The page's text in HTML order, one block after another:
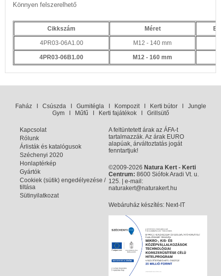
Könnyen felszerelhető
Cikkszám Méret
4PR03-06A1.00 M12 - 140 mm
4PR03-06B1.00 M12 - 160 mm
FaházI CsúszdaI GumitéglaI KompozitI Kerti bútorI Jungle
GymI Műfű Kerti fajátékokI Grillsütő
Kapcsolat
Rólunk
Árlisták és katalógusok
Széchenyi 2020
Honlaptérkép
Gyártók
Cookiek (sütik) engedélyezése /
tiltása
Sütinyilatkozat
A feltüntetett árak az ÁFA-t
tartalmazzák. Az árak EURO
alapúak, árváltoztatás jogát
fenntartjuk!
©2009-2026 Natura Kert - Kerti
Centrum: 8600 Siófok Aradi Vt. u.
125. | e-mail:
naturakert@naturakert.hu
Webáruház készítés: Next-IT